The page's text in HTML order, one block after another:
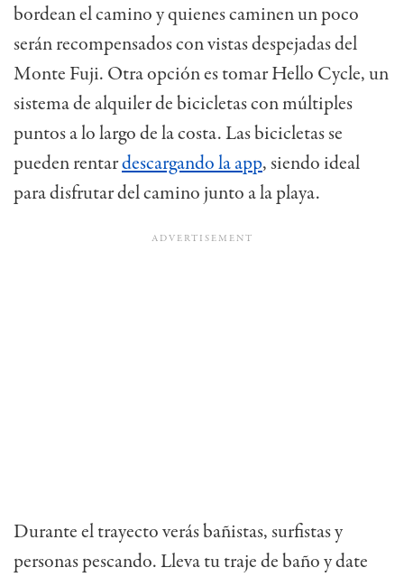
bordean el camino y quienes caminen un poco
serán recompensados con vistas despejadas del
Monte Fuji. Otra opción es tomar Hello Cycle, un
sistema de alquiler de bicicletas con múltiples
puntos a lo largo de la costa. Las bicicletas se
pueden rentardescargando la app, siendo ideal
para disfrutar del camino junto a la playa.
Durante el trayecto verás bañistas, surfistas y
personas pescando. Lleva tu traje de baño y date